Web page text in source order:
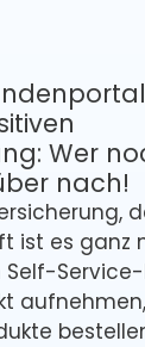
Wer
nach!
ist es ganz